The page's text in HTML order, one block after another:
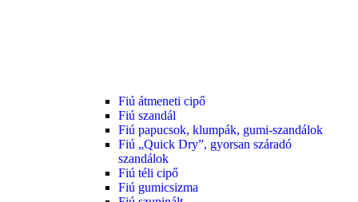
Fiú átmeneti cipő
Fiú szandál
Fiú papucsok, klumpák, gumi-szandálok
Fiú „Quick Dry”, gyorsan száradó
szandálok
Fiú téli cipő
Fiú gumicsizma